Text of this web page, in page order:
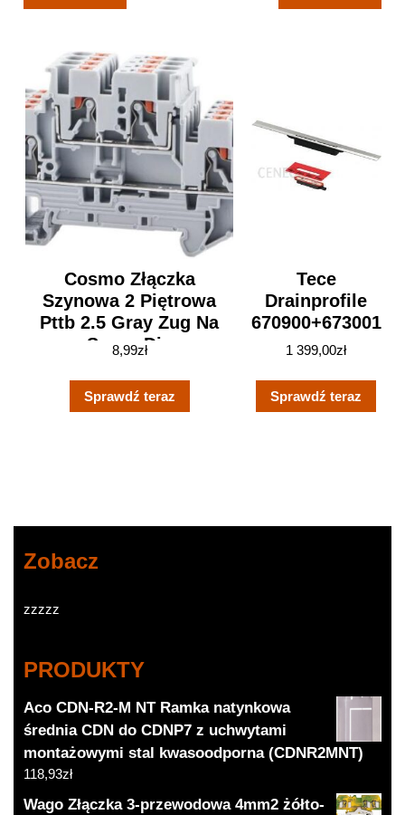
Cosmo Złączka
Szynowa 2 Piętrowa
Pttb 2.5 Gray Zug Na
Szynę Din
8,99zł
Sprawdź teraz
Tece
Drainprofile
670900+673001
1 399,00zł
Sprawdź teraz
Zobacz
zzzzz
PRODUKTY
Aco CDN-R2-M NT Ramka natynkowa
średnia CDN do CDNP7 z uchwytami
montażowymi stal kwasoodporna (CDNR2MNT)
118,93zł
Wago Złączka 3-przewodowa 4mm2 żółto-